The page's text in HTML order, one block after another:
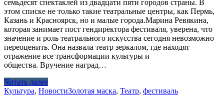
семьдесят спектаклей из двадцати пяти городов страны. В
этом списке не только такие театральные центры, как Пермь,
Казань и Красноярск, но и малые города.Марина Ревякина,
которая занимает пост гендиректора фестиваля, уверена, что
значение и роль театрального искусства сегодня невозможно
переоценить. Она назвала театр зеркалом, где находят
отражение все трансформации культуры и
общества. Вручение наград…
Читать далее
Культура, НовостиЗолотая маска, Театр, фестиваль